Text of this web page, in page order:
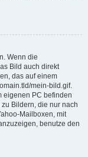
Wenn die
Bild auch direkt
das auf einem
mein-bild.gif.
eigenen PC befinden
Bildern, die nur nach
Mailboxen, mit
benutze den